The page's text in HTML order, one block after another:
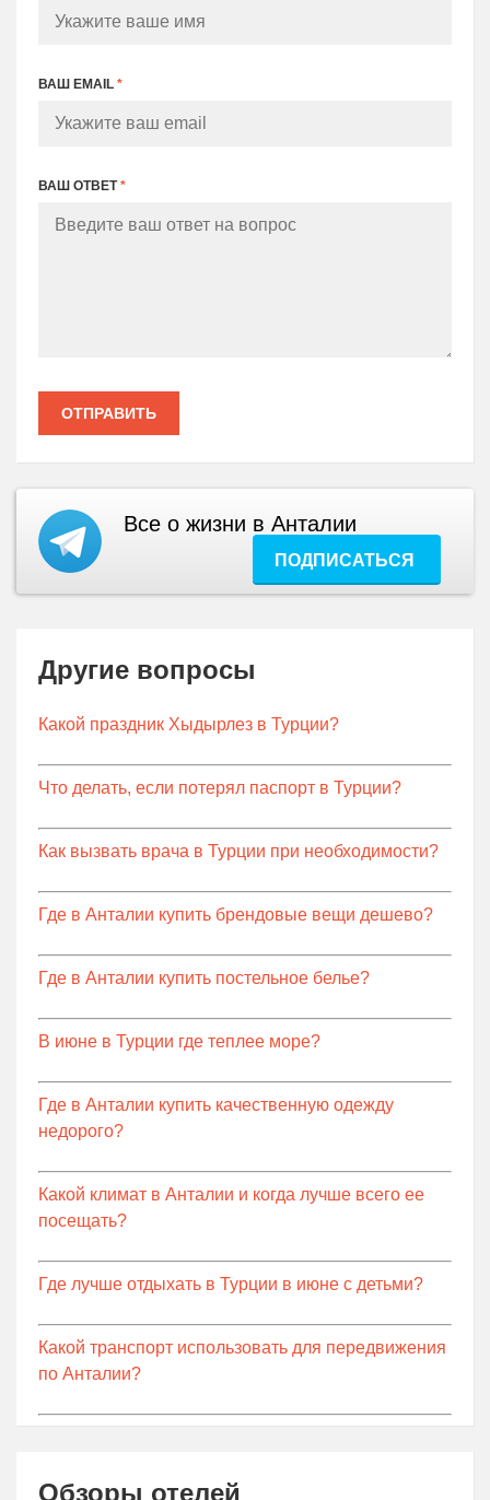
ВАШ EMAIL *
ВАШ ОТВЕТ*
ОТПРАВИТЬ
Все о жизни в Анталии
ПОДПИСАТЬСЯ
Другие вопросы
Какой праздник Хыдырлез в Турции?
Что делать, если потерял паспорт в Турции?
Как вызвать врача в Турции при необходимости?
Где в Анталии купить брендовые вещи дешево?
Где в Анталии купить постельное белье?
В июне в Турции где теплее море?
Где в Анталии купить качественную одежду
недорого?
Какой климат в Анталии и когда лучше всего ее
посещать?
Где лучше отдыхать в Турции в июне с детьми?
Какой транспорт использовать для передвижения
по Анталии?
Обзоры отелей